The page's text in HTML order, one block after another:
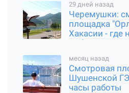
29 дней назад
Черемушки:
площадка
Хакасии - где
добраться
месяц назад
Смотровая
Шушенской
часы работы